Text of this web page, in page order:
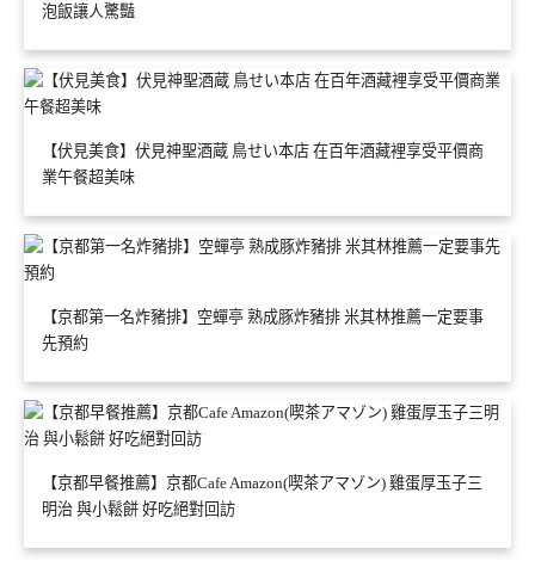
泡飯讓人驚豔
【伏見美食】伏見神聖酒蔵 鳥せい本店 在百年酒藏裡享受平價商
業午餐超美味
【京都第一名炸豬排】空蟬亭 熟成豚炸豬排 米其林推薦一定要事
先預約
【京都早餐推薦】京都Cafe Amazon(喫茶アマゾン) 雞蛋厚玉子三
明治 與小鬆餅 好吃絕對回訪